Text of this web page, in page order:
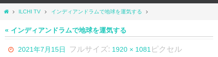
ホ
ム
ILCHI TV インディアンドラムで地球を運気する
« インディアンドラムで地球を運気する
2021年7月15日 フルサイズ: 1920 × 1081 ピクセル